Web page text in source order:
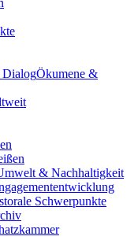
Ökumene &
& Nachhaltigkeit
Schwerpunkte